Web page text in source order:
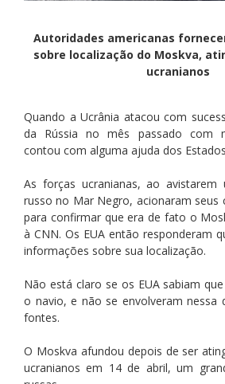
Autoridades americanas
sobre localização do Moskva,
ucranianos
Quando a Ucrânia atacou com
da Rússia no mês passado com
contou com alguma ajuda dos
As forças ucranianas, ao avistarem
russo no Mar Negro, acionaram seus
para confirmar que era de fato o
à CNN. Os EUA então responderam
informações sobre sua localização.
Não está claro se os EUA sabiam
o navio, e não se envolveram nessa
fontes.
O Moskva afundou depois de ser
ucranianos em 14 de abril, um